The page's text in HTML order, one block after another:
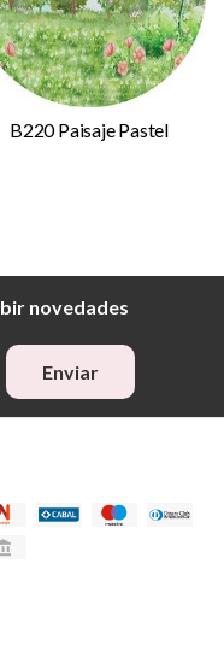
B220 Paisaje Pastel
novedades
Enviar